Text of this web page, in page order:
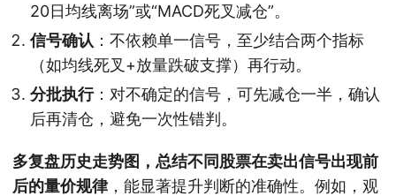
20日均线离场”或“MACD死叉减仓”。
信号确认 ：不依赖单一信号，至少结合两个指标
（如均线死叉+放量跌破支撑）再行动。
分批执行：对不确定的信号，可先减仓一半，确认
后再清仓，避免一次性错判。
多复盘历史走势图，总结不同股票在卖出信号出现前
后的量价规律，能显著提升判断的准确性。例如，观